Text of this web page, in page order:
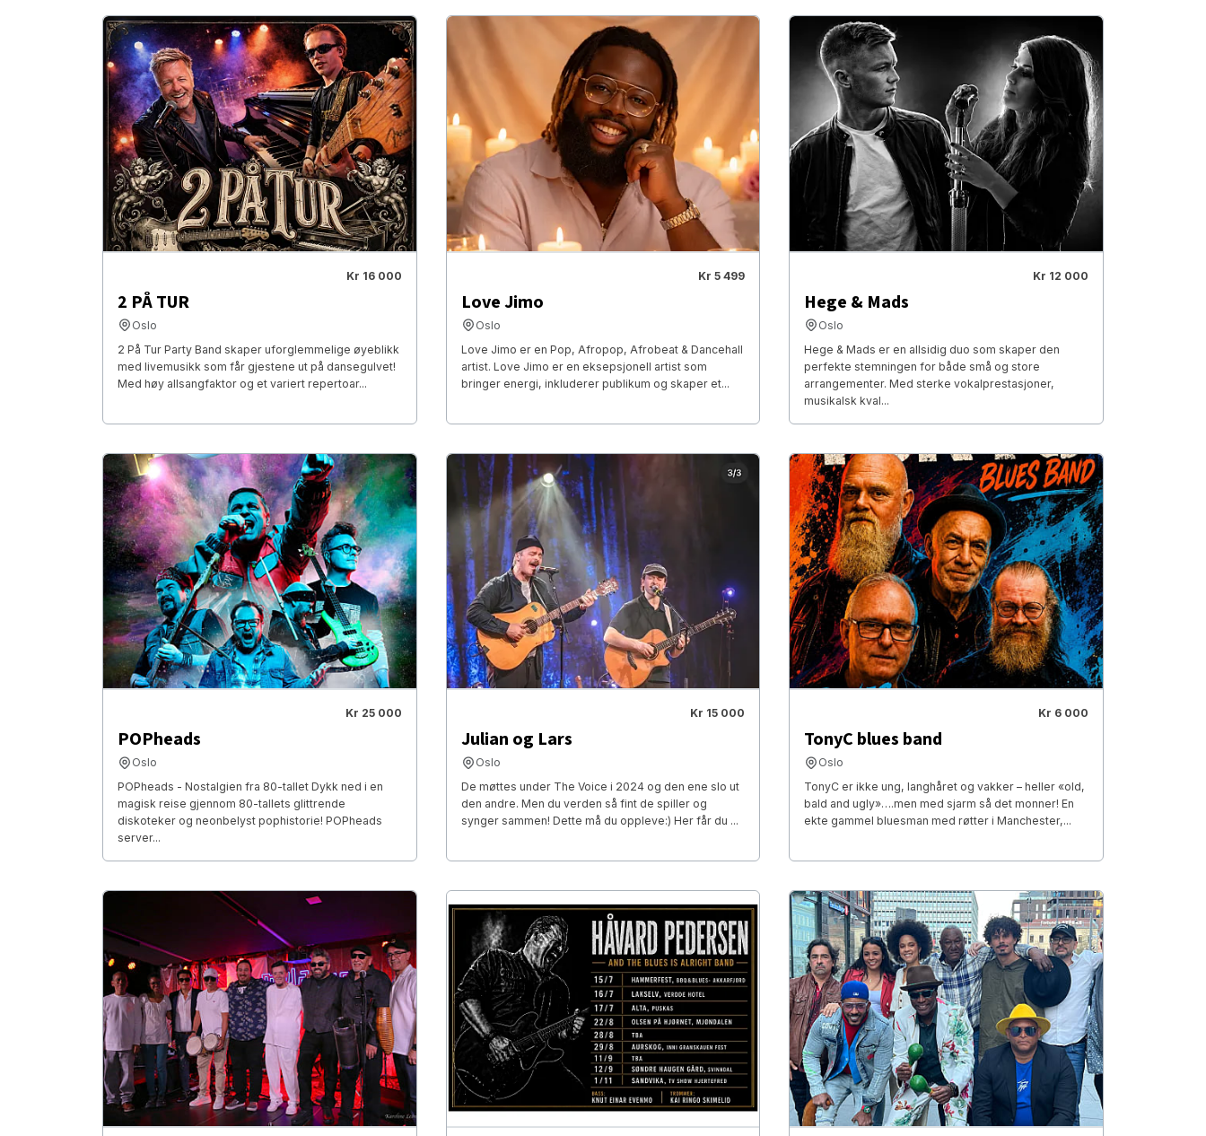
Kr 16 000
2 PÅ TUR
Oslo
2 På Tur Party Band skaper uforglemmelige øyeblikk
med livemusikk som får gjestene ut på dansegulvet!
Med høy allsangfaktor og et variert repertoar...
Kr 5 499
Love Jimo
Oslo
Love Jimo er en Pop, Afropop, Afrobeat & Dancehall
artist. Love Jimo er en eksepsjonell artist som
bringer energi, inkluderer publikum og skaper et...
Kr 12 000
Hege & Mads
Oslo
Hege & Mads er en allsidig duo som skaper den
perfekte stemningen for både små og store
arrangementer. Med sterke vokalprestasjoner,
musikalsk kval...
Kr 25 000
POPheads
Oslo
POPheads - Nostalgien fra 80-tallet Dykk ned i en
magisk reise gjennom 80-tallets glittrende
diskoteker og neonbelyst pophistorie! POPheads
server...
Kr 15 000
Julian og Lars
Oslo
De møttes under The Voice i 2024 og den ene slo ut
den andre. Men du verden så fint de spiller og
synger sammen! Dette må du oppleve:) Her får du ...
Kr 6 000
TonyC blues band
Oslo
TonyC er ikke ung, langhåret og vakker – heller «old,
bald and ugly»….men med sjarm så det monner! En
ekte gammel bluesman med røtter i Manchester,...